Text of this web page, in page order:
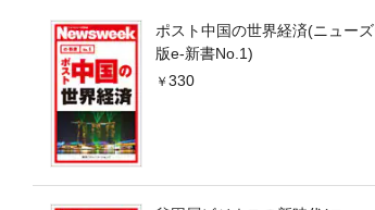
ポスト中国の世界経済(ニュー
版e-新書No.1)
330